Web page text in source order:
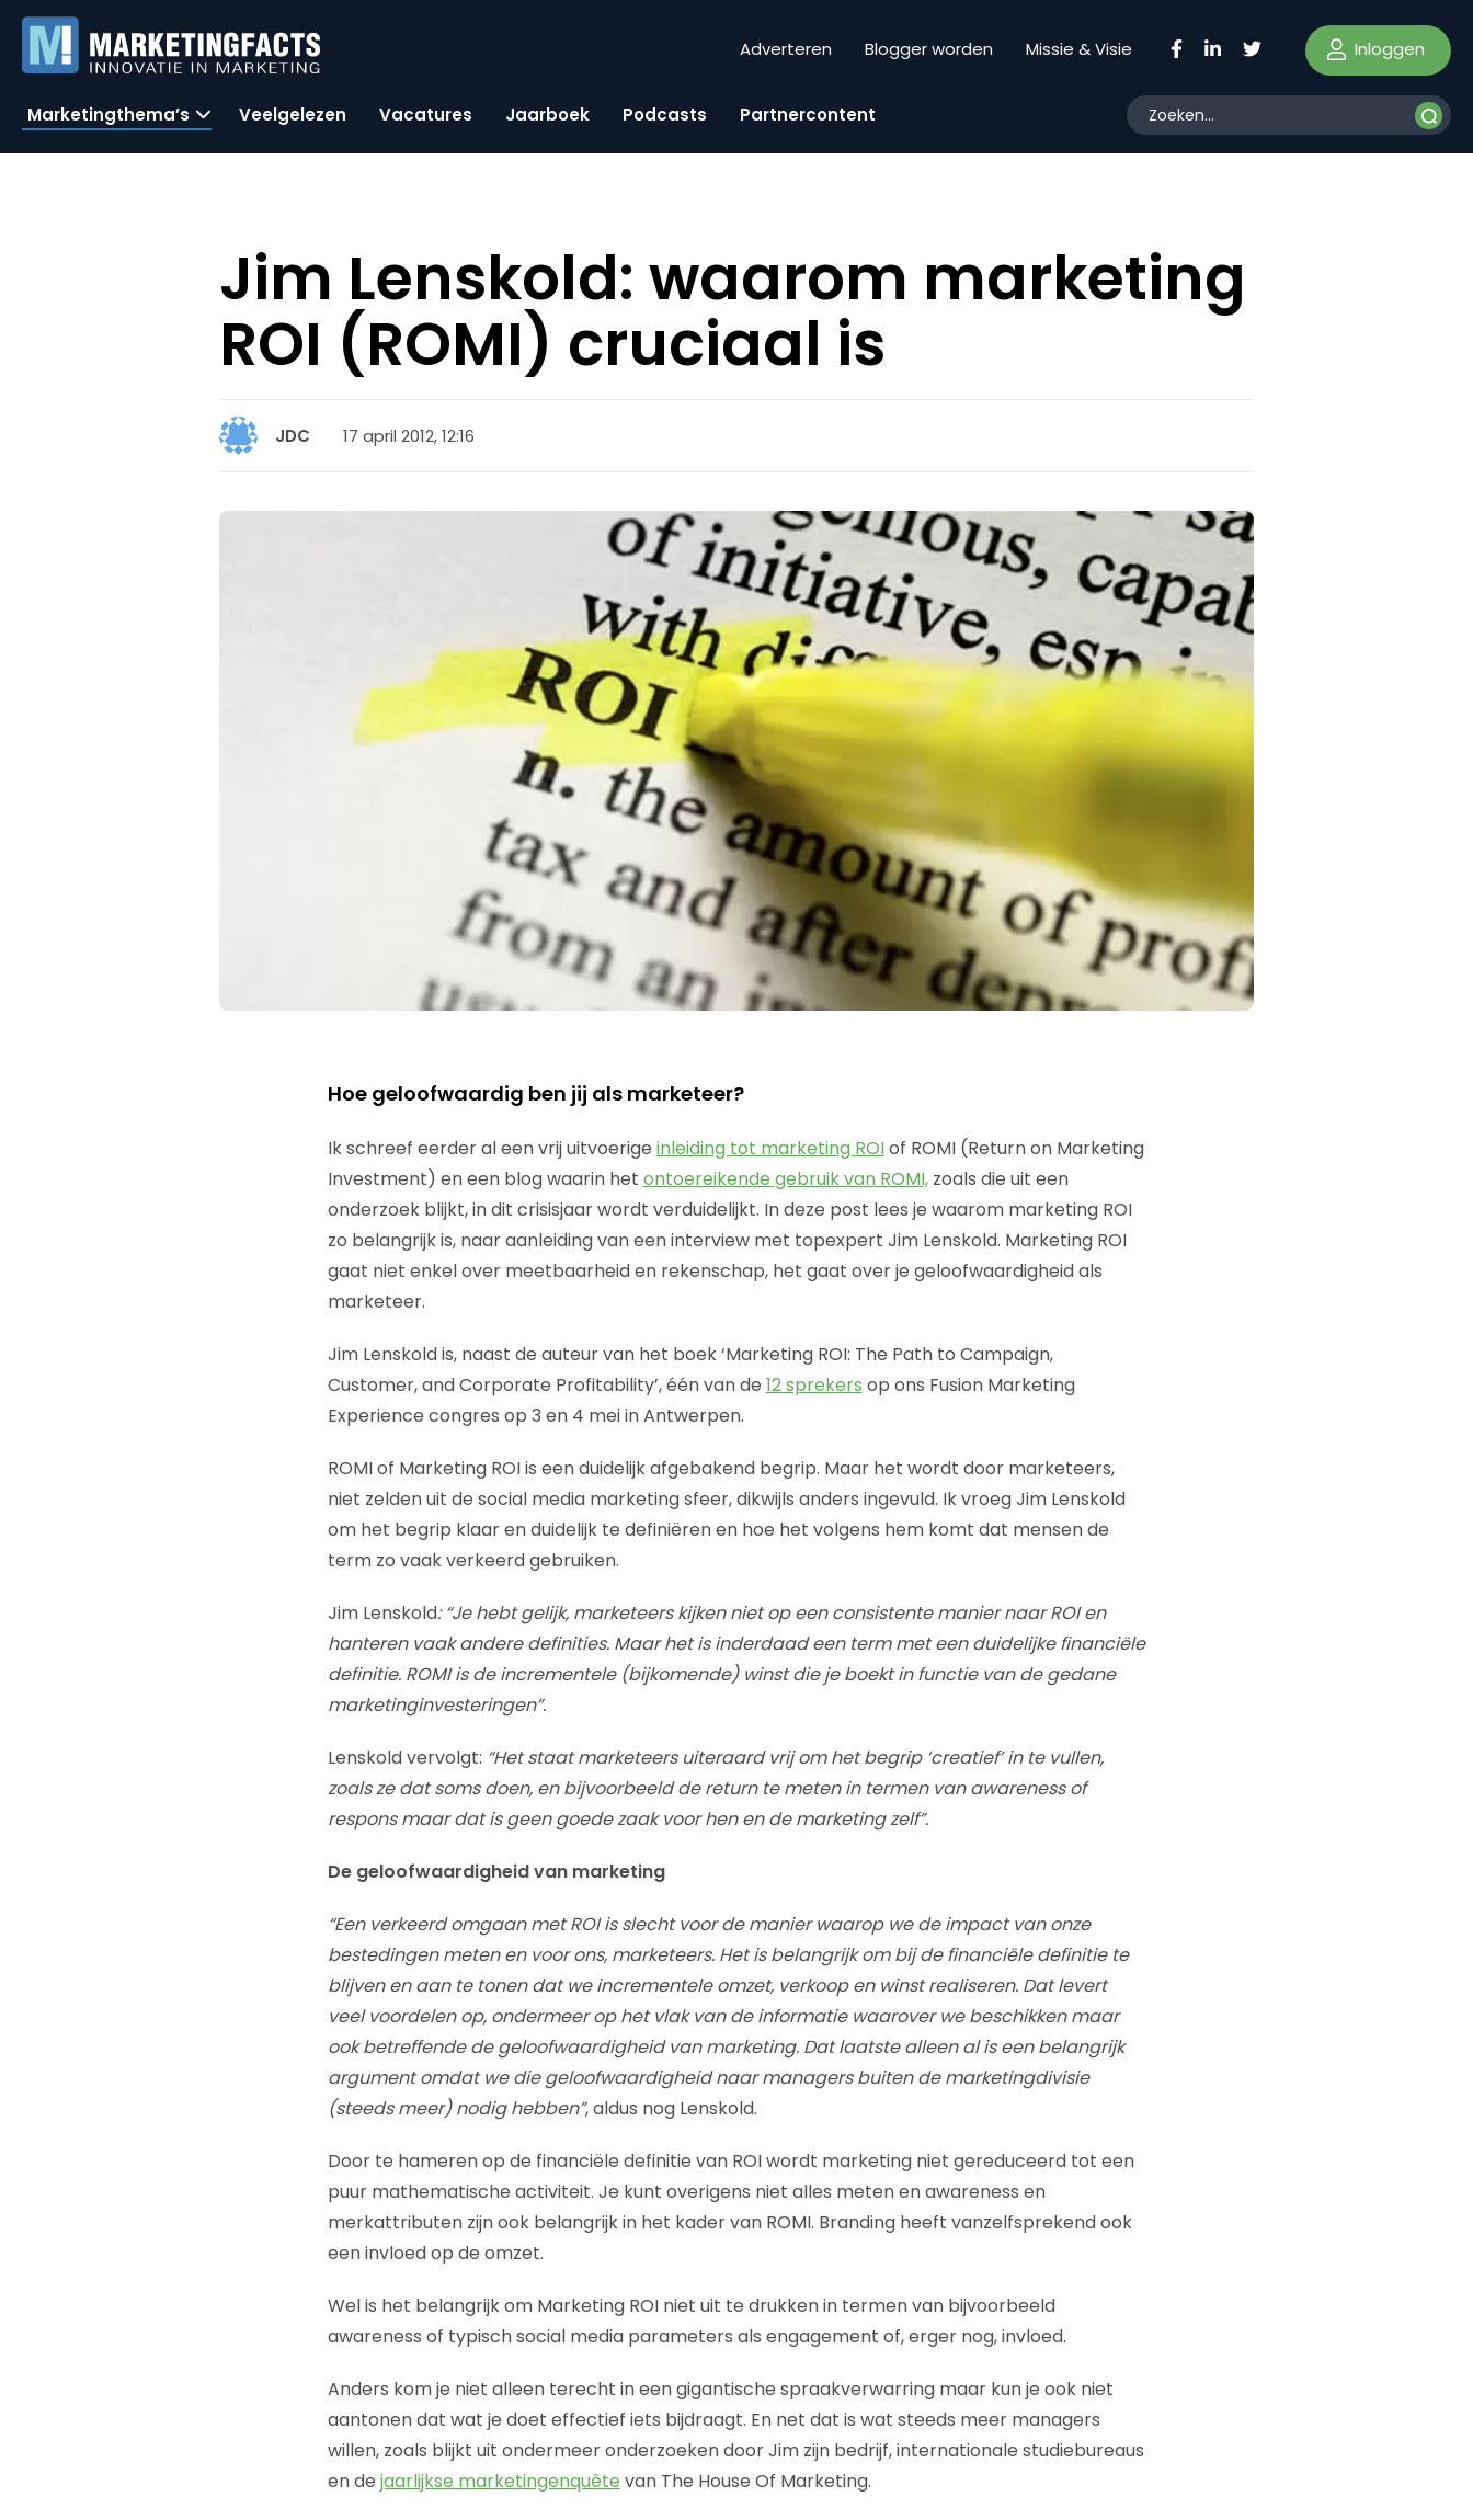
Adverteren Blogger worden Missie & Visie Inloggen
Marketingthema’s Veelgelezen Vacatures Jaarboek Podcasts Partnercontent
Jim Lenskold: waarom marketing
ROI (ROMI) cruciaal is
JDC 17 april 2012, 12:16
Hoe geloofwaardig ben jij als marketeer?
Ik schreef eerder al een vrij uitvoerige inleiding tot marketing ROIof ROMI (Return on Marketing
Investment) en een blog waarin het ontoereikende gebruik van ROMI,zoals die uit een
onderzoek blijkt, in dit crisisjaar wordt verduidelijkt. In deze post lees je waarom marketing ROI
zo belangrijk is, naar aanleiding van een interview met topexpert Jim Lenskold. Marketing ROI
gaat niet enkel over meetbaarheid en rekenschap, het gaat over je geloofwaardigheid als
marketeer.
Jim Lenskold is, naast de auteur van het boek ‘Marketing ROI: The Path to Campaign,
Customer, and Corporate Profitability’, één van de 12 sprekers op ons Fusion Marketing
Experience congres op 3 en 4 mei in Antwerpen.
ROMI of Marketing ROI is een duidelijk afgebakend begrip. Maar het wordt door marketeers,
niet zelden uit de social media marketing sfeer, dikwijls anders ingevuld. Ik vroeg Jim Lenskold
om het begrip klaar en duidelijk te definiëren en hoe het volgens hem komt dat mensen de
term zo vaak verkeerd gebruiken.
Jim Lenskold: “Je hebt gelijk, marketeers kijken niet op een consistente manier naar ROI en
hanteren vaak andere definities. Maar het is inderdaad een term met een duidelijke financiële
definitie. ROMI is de incrementele (bijkomende) winst die je boekt in functie van de gedane
marketinginvesteringen”.
Lenskold vervolgt: “Het staat marketeers uiteraard vrij om het begrip ‘creatief’ in te vullen,
zoals ze dat soms doen, en bijvoorbeeld de return te meten in termen van awareness of
respons maar dat is geen goede zaak voor hen en de marketing zelf”.
De geloofwaardigheid van marketing
“Een verkeerd omgaan met ROI is slecht voor de manier waarop we de impact van onze
bestedingen meten en voor ons, marketeers. Het is belangrijk om bij de financiële definitie te
blijven en aan te tonen dat we incrementele omzet, verkoop en winst realiseren. Dat levert
veel voordelen op, ondermeer op het vlak van de informatie waarover we beschikken maar
ook betreffende de geloofwaardigheid van marketing. Dat laatste alleen al is een belangrijk
argument omdat we die geloofwaardigheid naar managers buiten de marketingdivisie
(steeds meer) nodig hebben”, aldus nog Lenskold.
Door te hameren op de financiële definitie van ROI wordt marketing niet gereduceerd tot een
puur mathematische activiteit. Je kunt overigens niet alles meten en awareness en
merkattributen zijn ook belangrijk in het kader van ROMI. Branding heeft vanzelfsprekend ook
een invloed op de omzet.
Wel is het belangrijk om Marketing ROI niet uit te drukken in termen van bijvoorbeeld
awareness of typisch social media parameters als engagement of, erger nog, invloed.
Anders kom je niet alleen terecht in een gigantische spraakverwarring maar kun je ook niet
aantonen dat wat je doet effectief iets bijdraagt. En net dat is wat steeds meer managers
willen, zoals blijkt uit ondermeer onderzoeken door Jim zijn bedrijf, internationale studiebureaus
en de jaarlijkse marketingenquête van The House Of Marketing.